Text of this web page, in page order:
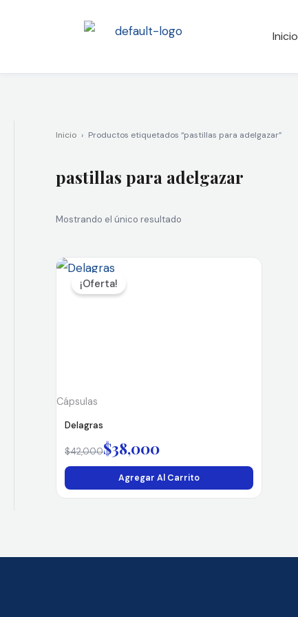
Inicio
Inicio › Productos etiquetados “pastillas para adelgazar”
pastillas para adelgazar
Mostrando el único resultado
¡Oferta!
Cápsulas
Delagras
$42,000
El
precio
original
$38,000
El
precio
actual
Agregar Al Carrito